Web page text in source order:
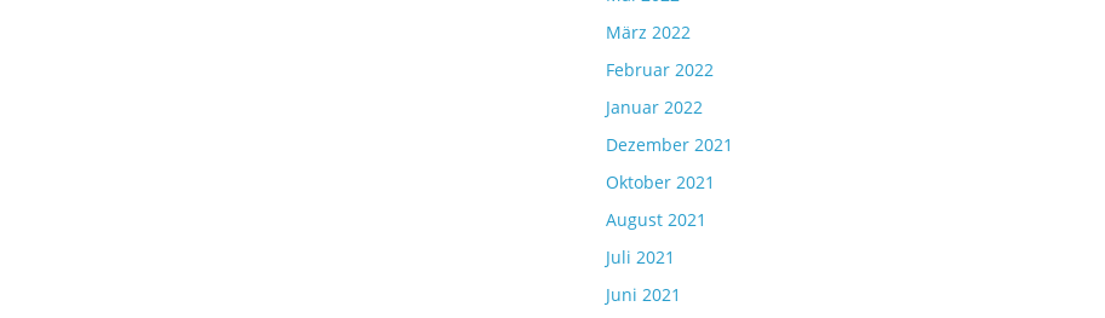
März 2022
Februar 2022
Januar 2022
Dezember 2021
Oktober 2021
August 2021
Juli 2021
Juni 2021